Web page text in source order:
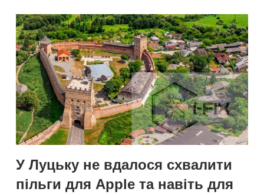
У Луцьку не вдалося схвалити
пільги для Apple та навіть для